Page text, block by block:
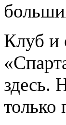
Клуб и
здесь.
только